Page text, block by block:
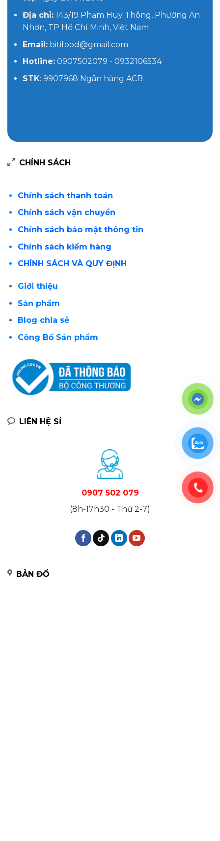
Địa chỉ:143/19 Phạm Huy Thông, Phường An
Nhơn, TP Hồ Chí Minh, Việt Nam
Email:bitifood@gmail.com
Hotline:0907502079 - 0932106534
STK: 9907968 Ngân hàng ACB
CHÍNH SÁCH
Chính sách thanh toán
Chính sách vận chuyển
Chính sách bảo mật thông tin
Chính sách kiểm hàng
CHÍNH SÁCH VÀ QUY ĐỊNH
Giới thiệu
Sản phẩm
Blog chia sẻ
Công Bố Sản phẩm
LIÊN HỆ SỈ
0907 502 079
(8h-17h30 - Thứ 2-7)
BẢN ĐỒ